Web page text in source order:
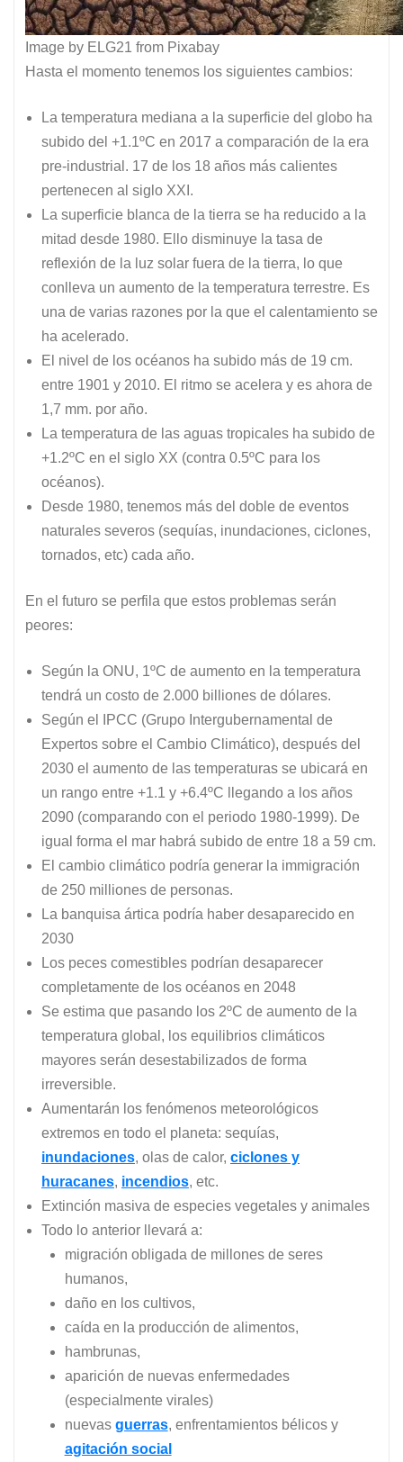
Image by ELG21 from Pixabay
Hasta el momento tenemos los siguientes cambios:
La temperatura mediana a la superficie del globo ha
subido del +1.1ºC en 2017 a comparación de la era
pre-industrial. 17 de los 18 años más calientes
pertenecen al siglo XXI.
La superficie blanca de la tierra se ha reducido a la
mitad desde 1980. Ello disminuye la tasa de
reflexión de la luz solar fuera de la tierra, lo que
conlleva un aumento de la temperatura terrestre. Es
una de varias razones por la que el calentamiento se
ha acelerado.
El nivel de los océanos ha subido más de 19 cm.
entre 1901 y 2010. El ritmo se acelera y es ahora de
1,7 mm. por año.
La temperatura de las aguas tropicales ha subido de
+1.2ºC en el siglo XX (contra 0.5ºC para los
océanos).
Desde 1980, tenemos más del doble de eventos
naturales severos (sequías, inundaciones, ciclones,
tornados, etc) cada año.
En el futuro se perfila que estos problemas serán
peores:
Según la ONU, 1ºC de aumento en la temperatura
tendrá un costo de 2.000 billiones de dólares.
Según el IPCC (Grupo Intergubernamental de
Expertos sobre el Cambio Climático), después del
2030 el aumento de las temperaturas se ubicará en
un rango entre +1.1 y +6.4ºC llegando a los años
2090 (comparando con el periodo 1980-1999). De
igual forma el mar habrá subido de entre 18 a 59 cm.
El cambio climático podría generar la immigración
de 250 milliones de personas.
La banquisa ártica podría haber desaparecido en
2030
Los peces comestibles podrían desaparecer
completamente de los océanos en 2048
Se estima que pasando los 2ºC de aumento de la
temperatura global, los equilibrios climáticos
mayores serán desestabilizados de forma
irreversible.
Aumentarán los fenómenos meteorológicos
extremos en todo el planeta: sequías,
inundaciones, olas de calor, ciclones y
huracanes, incendios, etc.
Extinción masiva de especies vegetales y animales
Todo lo anterior llevará a:
migración obligada de millones de seres
humanos,
daño en los cultivos,
caída en la producción de alimentos,
hambrunas,
aparición de nuevas enfermedades
(especialmente virales)
nuevas guerras, enfrentamientos bélicos y
agitación social